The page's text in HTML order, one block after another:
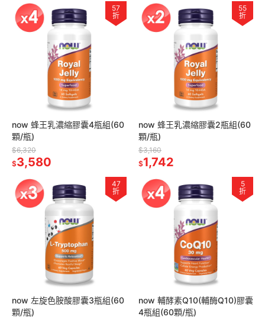
57
折
now 蜂王乳濃縮膠囊4瓶組(60
顆/瓶)
$6,320
$3,580
55
折
now 蜂王乳濃縮膠囊2瓶組(60
顆/瓶)
$3,160
$1,742
47
折
now 左旋色胺酸膠囊3瓶組(60
顆/瓶)
5
折
now 輔酵素Q10(輔酶Q10)膠囊
4瓶組(60顆/瓶)